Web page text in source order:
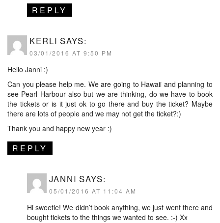
REPLY
KERLI SAYS:
03/01/2016 AT 9:50 PM
Hello Janni :)
Can you please help me. We are going to Hawaii and planning to
see Pearl Harbour also but we are thinking, do we have to book
the tickets or is it just ok to go there and buy the ticket? Maybe
there are lots of people and we may not get the ticket?:)
Thank you and happy new year :)
REPLY
JANNI SAYS:
05/01/2016 AT 11:04 AM
Hi sweetie! We didn’t book anything, we just went there and
bought tickets to the things we wanted to see. :-) Xx